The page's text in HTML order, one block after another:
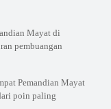
Mayat di
pembuangan
Pemandian Mayat
poin paling